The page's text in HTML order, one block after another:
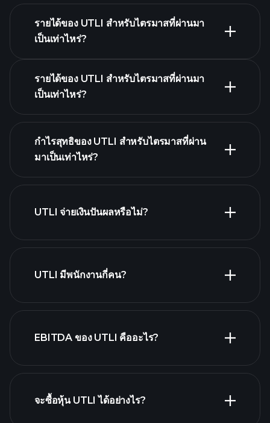
ปฏิทินผลประกอบการ
รายได้ของ UTLI สำหรับไตรมาสที่ผ่านมา
เป็นเท่าไหร่?
UTLI
รายได้ของ UTLI สำหรับไตรมาสที่ผ่านมา
เป็นเท่าไหร่?
กำไรสุทธิของ UTLI สำหรับไตรมาสที่ผ่าน
มาเป็นเท่าไหร่?
รายงาน
UTLI จ่ายเงินปันผลหรือไม่?
UTLI มีพนักงานกี่คน?
ที่ใหญ่ที่สุด
EBITDA ของ UTLI คืออะไร?
จะซื้อหุ้น UTLI ได้อย่างไร?